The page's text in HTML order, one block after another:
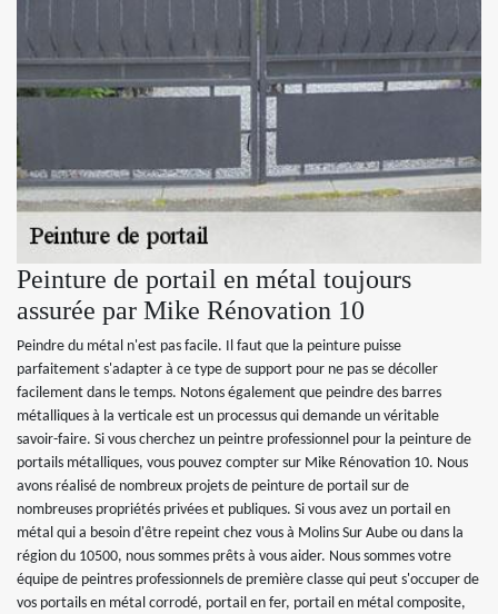
Peinture de portail en métal toujours
assurée par Mike Rénovation 10
Peindre du métal n'est pas facile. Il faut que la peinture puisse
parfaitement s'adapter à ce type de support pour ne pas se décoller
facilement dans le temps. Notons également que peindre des barres
métalliques à la verticale est un processus qui demande un véritable
savoir-faire. Si vous cherchez un peintre professionnel pour la peinture de
portails métalliques, vous pouvez compter sur Mike Rénovation 10. Nous
avons réalisé de nombreux projets de peinture de portail sur de
nombreuses propriétés privées et publiques. Si vous avez un portail en
métal qui a besoin d'être repeint chez vous à Molins Sur Aube ou dans la
région du 10500, nous sommes prêts à vous aider. Nous sommes votre
équipe de peintres professionnels de première classe qui peut s'occuper de
vos portails en métal corrodé, portail en fer, portail en métal composite,